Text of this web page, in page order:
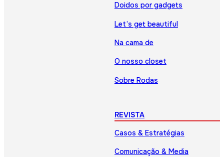
Doidos por gadgets
Let’s get beautiful
Na cama de
O nosso closet
Sobre Rodas
REVISTA
Casos & Estratégias
Comunicação & Media